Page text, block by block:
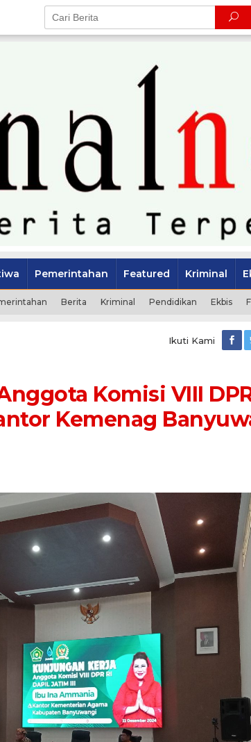
Pemerintahan Featured Kriminal
Berita Kriminal Pendidikan Ekbis
Ikuti Kami
Komisi VIII
Kemenag